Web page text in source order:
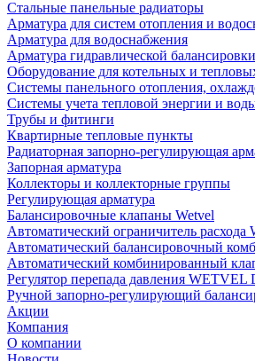
Стальные панельные радиаторы
Арматура для систем отопления и
Арматура для водоснабжения
Арматура гидравлической балансировки
Оборудование для котельных и
Системы панельного отопления,
Системы учета тепловой энергии и
Трубы и фитинги
Квартирные тепловые пункты
Радиаторная запорно-регулирующая
Запорная арматура
Коллекторы и коллекторные группы
Регулирующая арматура
Балансировочные клапаны Wetvel
Автоматический ограничитель
Автоматический балансировочный
Автоматический комбинированный
Регулятор перепада давления
Ручной запорно-регулирующий
Акции
Компания
О компании